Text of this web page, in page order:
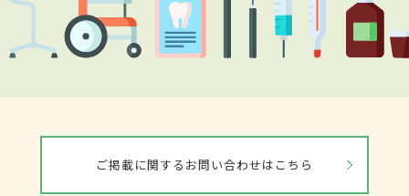
ご掲載に関するお問い合わせはこちら